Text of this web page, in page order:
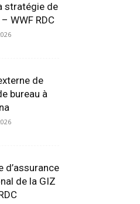
stratégie de
WWF RDC
de
bureau à
d’assurance
de la GIZ